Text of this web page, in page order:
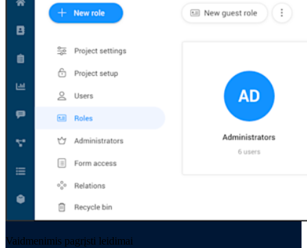
Vaidmenimis pagrįsti leidimai